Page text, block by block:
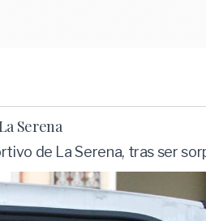
Serena
de La Serena, tras ser